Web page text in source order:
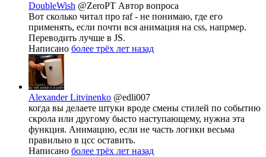
DoubleWish @ZeroPT Автор вопроса
Вот сколько читал про raf - не понимаю, где его
применять, если почти вся анимация на css, напрмер.
Переводить лучше в JS.
Написано более трёх лет назад
Alexander Litvinenko @edli007
когда вы делаете штуки вроде смены стилей по событию
скрола или другому бысто наступающему, нужна эта
функция. Анимацию, если не часть логики весьма
правильно в цсс оставить.
Написано более трёх лет назад